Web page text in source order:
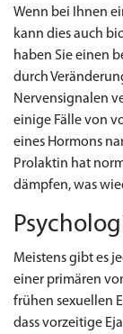
Wenn bei Ihnen
kann dies auch
haben Sie einen
durch
Nervensignalen
einige Fälle von
eines Hormons
Prolaktin hat
dämpfen, was
Meistens gibt es
einer primären
frühen sexuellen
dass vorzeitige